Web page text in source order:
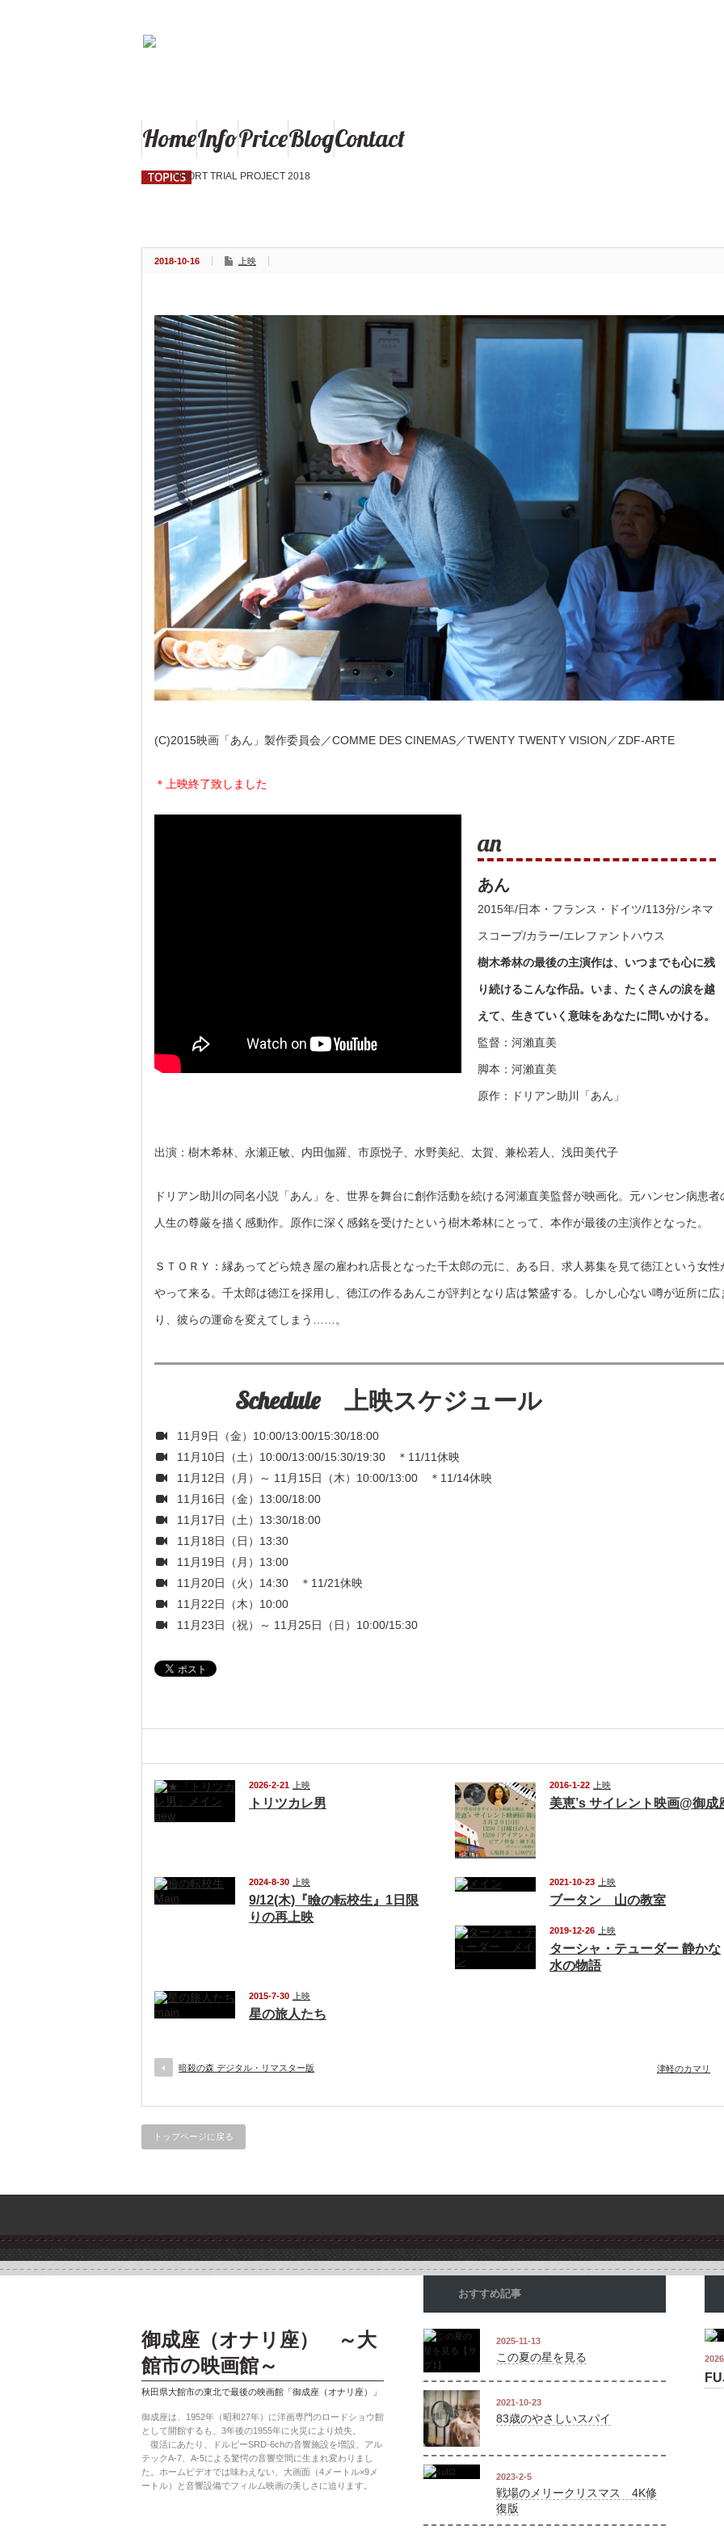
HomeInfoPriceBlogContact
SHORT TRIAL PROJECT 2018
2018-10-16 上映
(C)2015映画「あん」製作委員会／COMME DES CINEMAS／TWENTY TWENTY VISION／ZDF-ARTE
＊上映終了致しました
an
あん
2015年/日本・フランス・ドイツ/113分/シネマ
スコープ/カラー/エレファントハウス
樹木希林の最後の主演作は、いつまでも心に残
り続けるこんな作品。いま、たくさんの涙を越
えて、生きていく意味をあなたに問いかける。
監督：河瀨直美
脚本：河瀨直美
原作：ドリアン助川「あん」
出演：樹木希林、永瀬正敏、内田伽羅、市原悦子、水野美紀、太賀、兼松若人、浅田美代子
ドリアン助川の同名小説「あん」を、世界を舞台に創作活動を続ける河瀬直美監督が映画化。元ハンセン病患者
人生の尊厳を描く感動作。原作に深く感銘を受けたという樹木希林にとって、本作が最後の主演作となった。
ＳＴＯＲＹ：縁あってどら焼き屋の雇われ店長となった千太郎の元に、ある日、求人募集を見て徳江という女性
やって来る。千太郎は徳江を採用し、徳江の作るあんこが評判となり店は繁盛する。しかし心ない噂が近所に広
り、彼らの運命を変えてしまう……。
Schedule 上映スケジュール
11月9日（金）10:00/13:00/15:30/18:00
11月10日（土）10:00/13:00/15:30/19:30 ＊11/11休映
11月12日（月）～ 11月15日（木）10:00/13:00 ＊11/14休映
11月16日（金）13:00/18:00
11月17日（土）13:30/18:00
11月18日（日）13:30
11月19日（月）13:00
11月20日（火）14:30 ＊11/21休映
11月22日（木）10:00
11月23日（祝）～ 11月25日（日）10:00/15:30
2026-2-21 上映
トリツカレ男
2016-1-22 上映
美恵’s サイレント映画@御成
2024-8-30 上映
9/12(木)『瞼の転校生』1日限
りの再上映
2021-10-23 上映
ブータン 山の教室
2019-12-26 上映
ターシャ・テューダー 静かな
水の物語
2015-7-30 上映
星の旅人たち
暗殺の森 デジタル・リマスター版 津軽のカマリ
トップページに戻る
おすすめ記事
2025-11-13
この夏の星を見る
2021-10-23
83歳のやさしいスパイ
2023-2-5
戦場のメリークリスマス 4K修
復版
御成座（オナリ座） ～大
館市の映画館～
秋田県大館市の東北で最後の映画館「御成座（オナリ座）」
御成座は、1952年（昭和27年）に洋画専門のロードショウ館
として開館するも、3年後の1955年に火災により焼失。
復活にあたり、ドルビーSRD-6chの音響施設を増設、アル
テックA-7、A-5による驚愕の音響空間に生まれ変わりまし
た。ホームビデオでは味わえない、大画面（4メートル×9メ
ートル）と音響設備でフィルム映画の美しさに迫ります。